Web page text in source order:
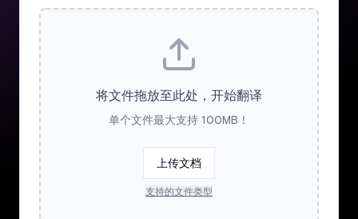
将文件拖放至此处，开始翻译
单个文件最大支持 100MB！
上传文档
支持的文件类型